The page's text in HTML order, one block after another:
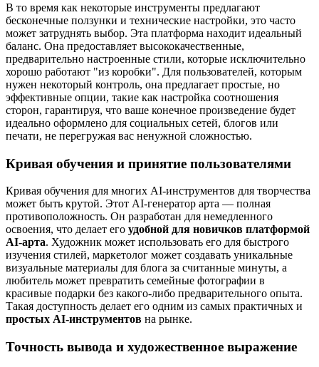
В то время как некоторые инструменты предлагают
бесконечные ползунки и технические настройки, это часто
может затруднять выбор. Эта платформа находит идеальный
баланс. Она предоставляет высококачественные,
предварительно настроенные стили, которые исключительно
хорошо работают "из коробки". Для пользователей, которым
нужен некоторый контроль, она предлагает простые, но
эффективные опции, такие как настройка соотношения
сторон, гарантируя, что ваше конечное произведение будет
идеально оформлено для социальных сетей, блогов или
печати, не перегружая вас ненужной сложностью.
Кривая обучения и принятие пользователями
Кривая обучения для многих AI-инструментов для творчества
может быть крутой. Этот AI-генератор арта — полная
противоположность. Он разработан для немедленного
освоения, что делает его удобной для новичков платформой
AI-арта. Художник может использовать его для быстрого
изучения стилей, маркетолог может создавать уникальные
визуальные материалы для блога за считанные минуты, а
любитель может превратить семейные фотографии в
красивые подарки без какого-либо предварительного опыта.
Такая доступность делает его одним из самых практичных и
простых AI-инструментов на рынке.
Точность вывода и художественное выражение